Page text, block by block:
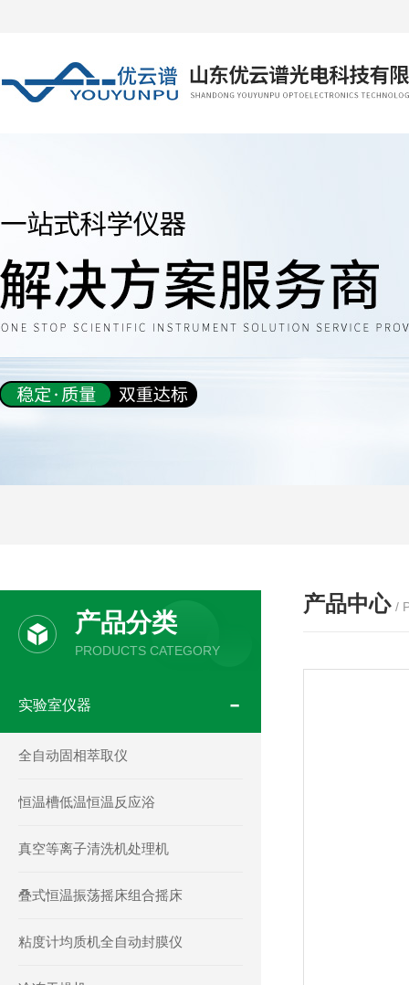
产品中心 /
产品分类
PRODUCTS CATEGORY
实验室仪器
全自动固相萃取仪
恒温槽低温恒温反应浴
真空等离子清洗机处理机
叠式恒温振荡摇床组合摇床
粘度计均质机全自动封膜仪